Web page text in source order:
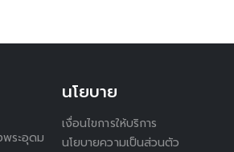
ระอุดม
นโยบาย
เงื่อนไขการให้บริการ
นโยบายความเป็นส่วนตัว